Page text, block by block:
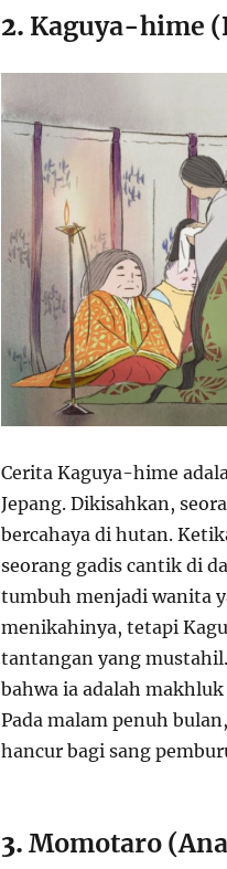
2. Kaguya-hime
Cerita Kaguya-hime
Jepang. Dikisahkan,
bercahaya di hutan.
seorang gadis cantik di
tumbuh menjadi wanita
menikahinya, tetapi
tantangan yang
bahwa ia adalah
Pada malam penuh
hancur bagi sang
3. Momotaro